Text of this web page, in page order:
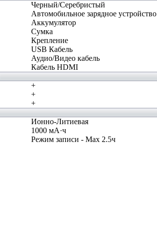
Черный/Серебристый
Автомобильное зарядное устройство
Аккумулятор
Сумка
Крепление
USB Кабель
Аудио/Видео кабель
Кабель HDMI
+
+
+
Ионно-Литиевая
1000 мА·ч
Режим записи - Max 2.5ч